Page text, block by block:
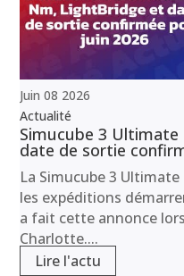
Juin 08 2026
Actualité
Simucube 3
date de sortie
La Simucube 3
les expéditions
a fait cette annonce
Charlotte....
Lire l'actu